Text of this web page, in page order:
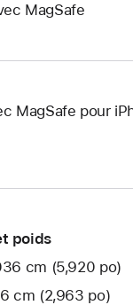
MagSafe
MagSafe pour
poids
cm (5,920 po)
cm (2,963 po)